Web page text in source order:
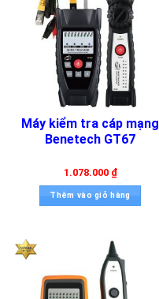
Máy kiểm tra cáp mạng
Benetech GT67
1.078.000 ₫
Thêm vào giỏ hàng